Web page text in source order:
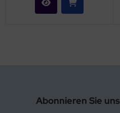
Abonnieren Sie